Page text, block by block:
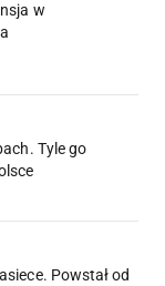
w
Tyle go
Powstał od